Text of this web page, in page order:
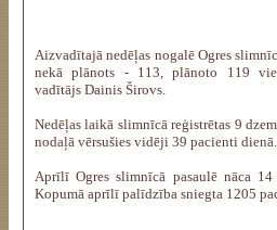
Aizvadītajā nedēļas nogalē Ogres
nekā plānots - 113, plānoto 119
vadītājs Dainis Širovs.
Nedēļas laikā slimnīcā reģistrētas 9
nodaļā vērsušies vidēji 39 pacienti dienā.
Aprīlī Ogres slimnīcā pasaulē nāca
Kopumā aprīlī palīdzība sniegta 1205